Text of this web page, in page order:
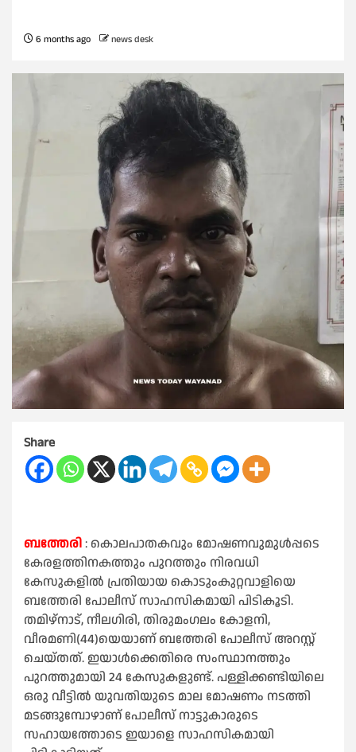
6 months ago news desk
Share
ബത്തേരി: കൊലപാതകവും മോഷണവുമുൾപ്പടെ
കേരളത്തിനകത്തും പുറത്തും നിരവധി
കേസുകളിൽ പ്രതിയായ കൊടുംകുറ്റവാളിയെ
ബത്തേരി പോലീസ് സാഹസികമായി പിടികൂടി.
തമിഴ്നാട്, നീലഗിരി, തിരുമംഗലം കോളനി,
വീരമണി(44)യെയാണ് ബത്തേരി പോലീസ് അറസ്റ്റ്
ചെയ്തത്. ഇയാൾക്കെതിരെ സംസ്ഥാനത്തും
പുറത്തുമായി 24 കേസുകളുണ്ട്. പള്ളിക്കണ്ടിയിലെ
ഒരു വീട്ടിൽ യുവതിയുടെ മാല മോഷണം നടത്തി
മടങ്ങുമ്പോഴാണ് പോലീസ് നാട്ടുകാരുടെ
സഹായത്തോടെ ഇയാളെ സാഹസികമായി